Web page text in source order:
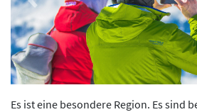
Previous
Es ist eine besondere Region. Es sind